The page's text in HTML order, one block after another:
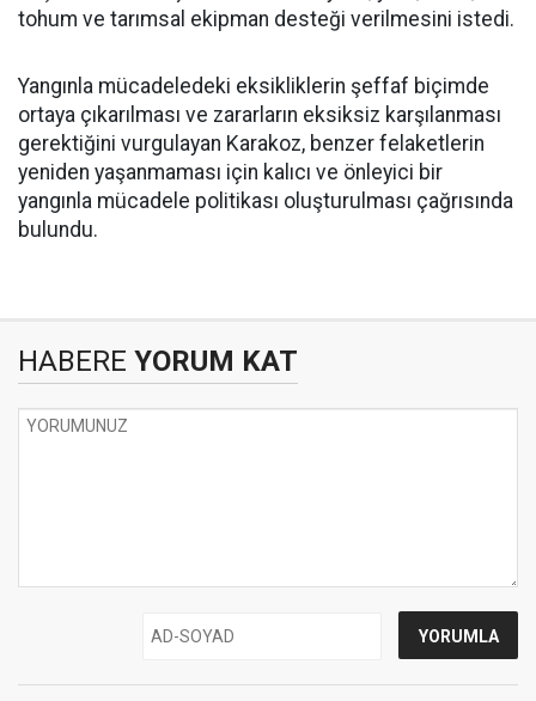
tohum ve tarımsal ekipman desteği verilmesini istedi.
Yangınla mücadeledeki eksikliklerin şeffaf biçimde
ortaya çıkarılması ve zararların eksiksiz karşılanması
gerektiğini vurgulayan Karakoz, benzer felaketlerin
yeniden yaşanmaması için kalıcı ve önleyici bir
yangınla mücadele politikası oluşturulması çağrısında
bulundu.
HABERE YORUM KAT